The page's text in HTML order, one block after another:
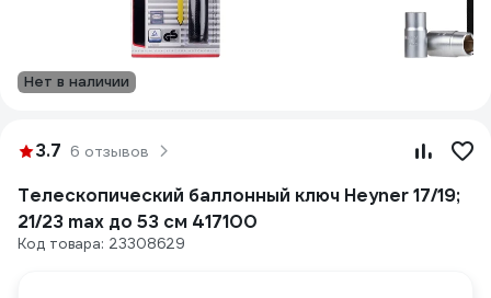
Нет в наличии
3.7 6 отзывов
Телескопический баллонный ключ Heyner 17/19;
21/23 max до 53 см 417100
Код товара: 23308629